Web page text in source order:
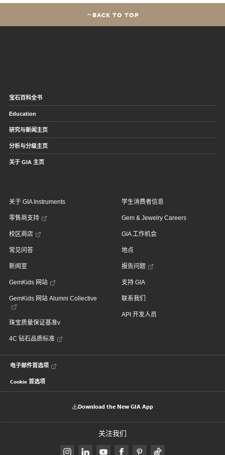
BACK TO TOP
宝石百科全书
Education
研究与新闻主页
分析与分级主页
关于 GIA 主页
关于 GIA Instruments
零售商支持
校区商店
常见问答
新闻室
GemKids 网站
GemKids 网站 Alumni Collective
珠宝质量保证基准v
4C 钻石品质标准
学生消费者信息
Gem & Jewelry Careers
GIA 工作机会
地点
报告问题
支持 GIA
联系我们
API 开发人员
电子邮件首选项
Cookie 首选项
Download the New GIA App
关注我们